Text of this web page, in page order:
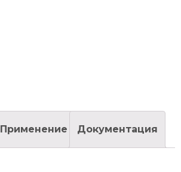
Применение Документация